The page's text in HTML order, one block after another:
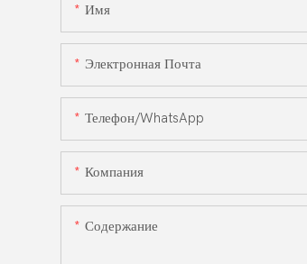
Имя
Электронная Почта
Телефон/WhatsApp
Компания
Содержание